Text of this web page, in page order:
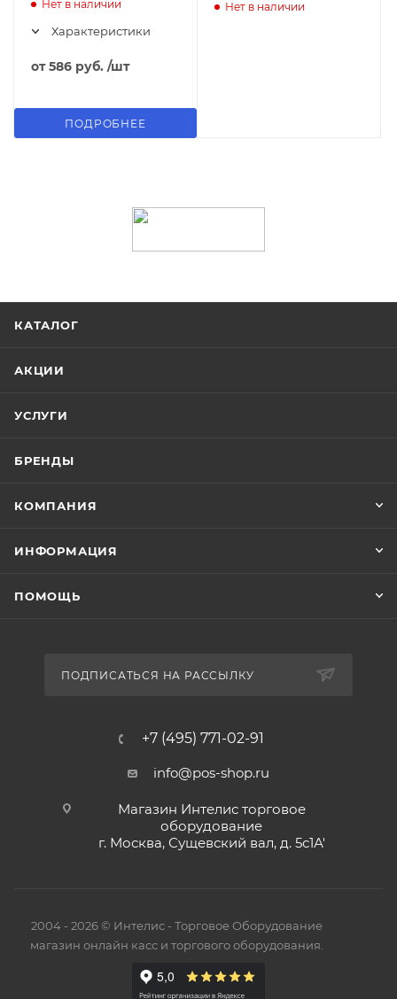
Нет в наличии
Характеристики
от586 руб. /шт
ПОДРОБНЕЕ
Нет в наличии
КАТАЛОГ
АКЦИИ
УСЛУГИ
БРЕНДЫ
КОМПАНИЯ
ИНФОРМАЦИЯ
ПОМОЩЬ
ПОДПИСАТЬСЯ НА РАССЫЛКУ
+7 (495) 771-02-91
info@pos-shop.ru
Магазин Интелис торговое
оборудование
г. Москва, Сущевский вал, д. 5с1А'
2004 - 2026 © Интелис - Торговое Оборудование
магазин онлайн касс и торгового оборудования.